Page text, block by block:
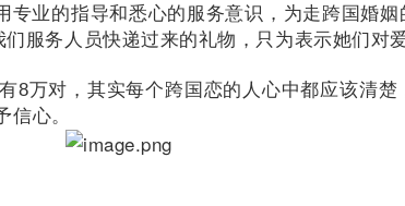
专业的指导和悉心的服务意识，为走跨国婚
服务人员快递过来的礼物，只为表示她们对
万对，其实每个跨国恋的人心中都应该清
心。